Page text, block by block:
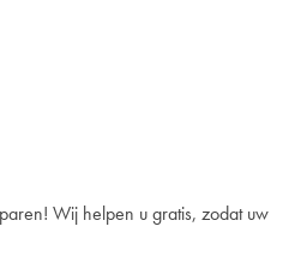
Wij helpen u gratis, zodat uw